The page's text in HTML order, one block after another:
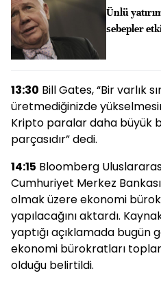
Ünlü
sebepler
13:30 Bill Gates, “Bir varlık
üretmediğinizde
Kripto paralar daha büyük
parçasıdır” dedi.
14:15 Bloomberg
Cumhuriyet Merkez
olmak üzere ekonomi
yapılacağını aktardı.
yaptığı açıklamada bugün
ekonomi bürokratları
olduğu belirtildi.